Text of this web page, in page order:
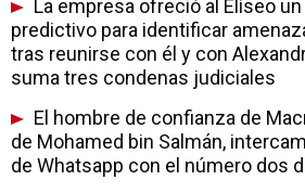
La empresa ofreció al Elíseo
predictivo para identificar
tras reunirse con él y con
suma tres condenas judiciales
El hombre de confianza de
de Mohamed bin Salmán,
de Whatsapp con el número dos